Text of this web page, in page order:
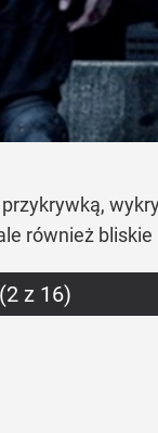
również bliskie
z 16)